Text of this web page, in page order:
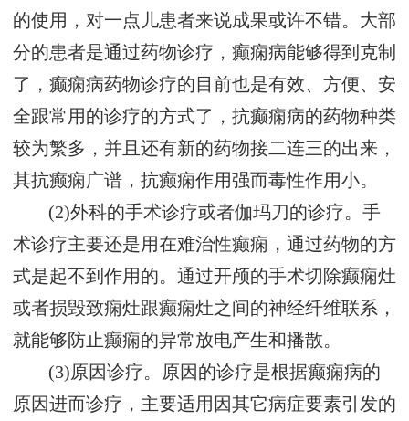
的使用，对一点儿患者来说成果或许不错。大部
分的患者是通过药物诊疗，癫痫病能够得到克制
了，癫痫病药物诊疗的目前也是有效、方便、安
全跟常用的诊疗的方式了，抗癫痫病的药物种类
较为繁多，并且还有新的药物接二连三的出来，
其抗癫痫广谱，抗癫痫作用强而毒性作用小。
(2)外科的手术诊疗或者伽玛刀的诊疗。手
术诊疗主要还是用在难治性癫痫，通过药物的方
式是起不到作用的。通过开颅的手术切除癫痫灶
或者损毁致痫灶跟癫痫灶之间的神经纤维联系，
就能够防止癫痫的异常放电产生和播散。
(3)原因诊疗。原因的诊疗是根据癫痫病的
原因进而诊疗，主要适用因其它病症要素引发的